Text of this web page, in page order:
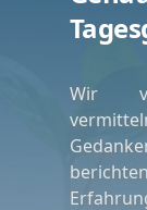
Wir